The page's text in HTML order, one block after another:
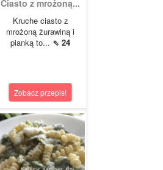
Ciasto z mrożoną...
Kruche ciasto z
mrożoną żurawiną i
pianką to... ⇖ 24
Zobacz przepis!